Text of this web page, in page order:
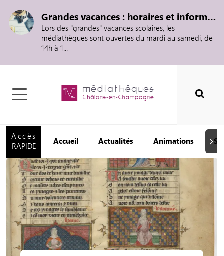
Grandes vacances : horaires et informations
Lors des "grandes" vacances scolaires, les
médiathèques sont ouvertes du mardi au samedi, de
14h à 1...
Accès
RAPIDE
Accueil Actualités Animations